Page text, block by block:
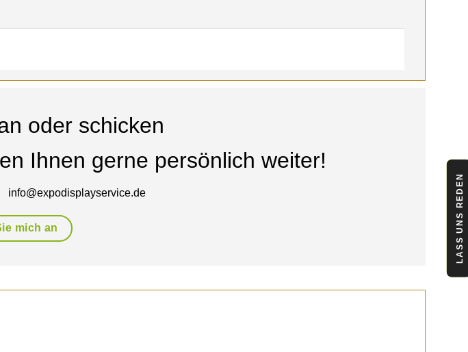
oder schicken
Ihnen gerne persönlich weiter!
info@expodisplayservice.de
mich an LASS UNS REDEN